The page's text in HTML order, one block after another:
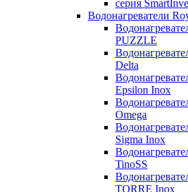
серия
Водонагреватели
PUZZLE
Delta
Epsilon Inox
Omega
Sigma Inox
TinoSS
TORRE Inox